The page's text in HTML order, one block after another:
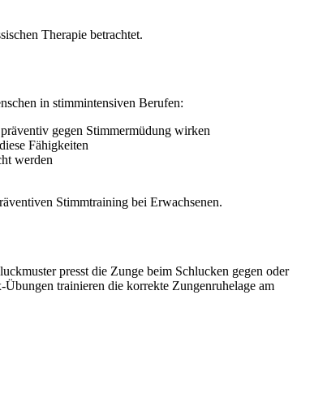
Therapie betrachtet.
in stimmintensiven Berufen:
gegen Stimmermüdung wirken
Fähigkeiten
werden
Stimmtraining bei Erwachsenen.
presst die Zunge beim Schlucken gegen oder
trainieren die korrekte Zungenruhelage am